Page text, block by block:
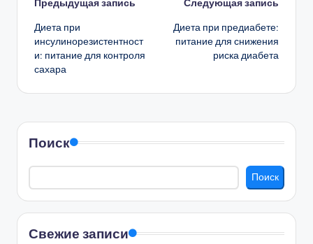
Навигация
записи
Предыдущая запись
Диета при
инсулинорезистентност
и: питание для контроля
сахара
Следующая запись
Диета при предиабете:
питание для снижения
риска диабета
Поиск
Поиск
Свежие записи